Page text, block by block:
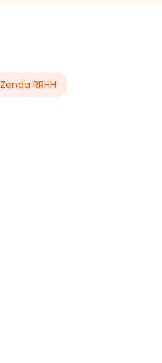
Zenda RRHH